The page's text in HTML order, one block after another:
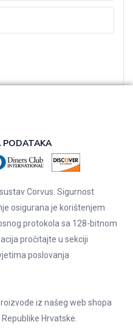
PODATAKA
Corvus. Sigurnost
osigurana je korištenjem
protokola sa 128-bitnom
pročitajte u sekciji
poslovanja
iz našeg web shopa
Hrvatske.